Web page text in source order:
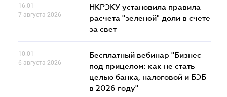
16.01
7 августа 2026
НКРЭКУ установила правила
расчета "зеленой" доли в счете
за свет
10.01
6 августа 2026
Бесплатный вебинар "Бизнес
под прицелом: как не стать
целью банка, налоговой и БЭБ
в 2026 году"